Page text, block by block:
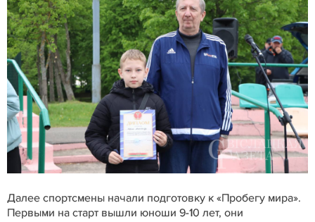
Далее спортсмены начали подготовку к «Пробегу мира».
Первыми на старт вышли юноши 9-10 лет, они